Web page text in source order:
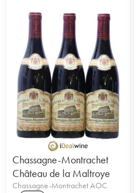
Chassagne-Montrachet
Château de la Maltroye
Chassagne-Montrachet AOC